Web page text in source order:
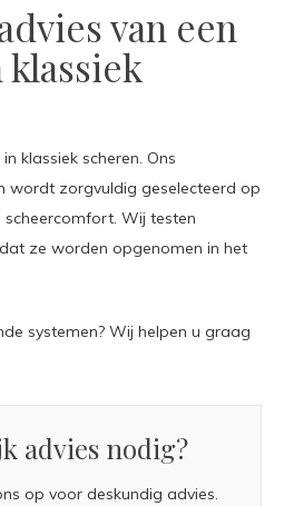
van een
klassiek scheren. Ons
wordt zorgvuldig geselecteerd op
Wij testen
ze worden opgenomen in het
systemen? Wij helpen u graag
advies nodig?
op voor deskundig advies.